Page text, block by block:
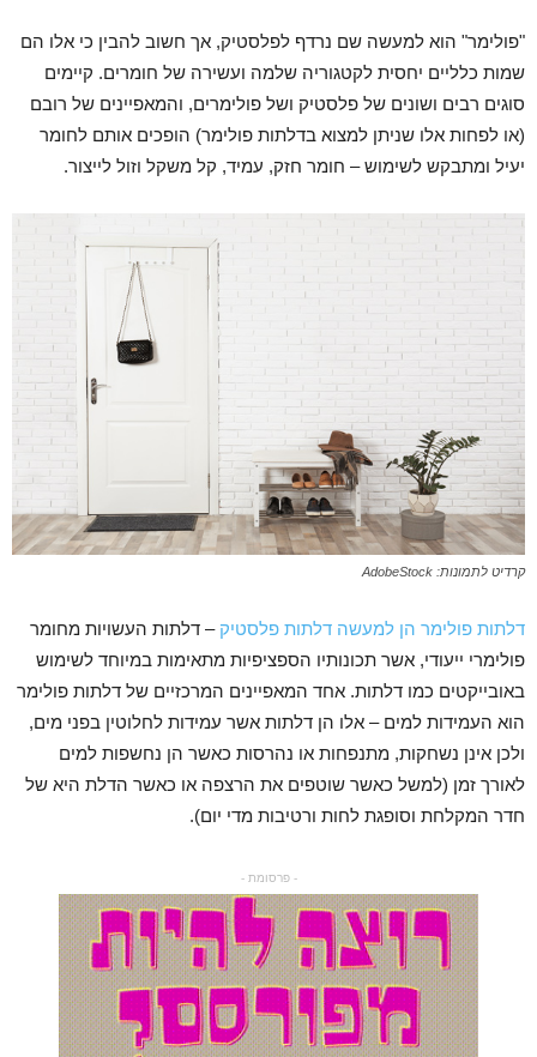
"פולימר" הוא למעשה שם נרדף לפלסטיק, אך חשוב להבין כי אלו הם
שמות כלליים יחסית לקטגוריה שלמה ועשירה של חומרים. קיימים
סוגים רבים ושונים של פלסטיק ושל פולימרים, והמאפיינים של רובם
(או לפחות אלו שניתן למצוא בדלתות פולימר) הופכים אותם לחומר
יעיל ומתבקש לשימוש – חומר חזק, עמיד, קל משקל וזול לייצור.
קרדיט לתמונות: AdobeStock
דלתות פולימר הן למעשה דלתות פלסטיק – דלתות העשויות מחומר
פולימרי ייעודי, אשר תכונותיו הספציפיות מתאימות במיוחד לשימוש
באובייקטים כמו דלתות. אחד המאפיינים המרכזיים של דלתות פולימר
הוא העמידות למים – אלו הן דלתות אשר עמידות לחלוטין בפני מים,
ולכן אינן נשחקות, מתנפחות או נהרסות כאשר הן נחשפות למים
לאורך זמן (למשל כאשר שוטפים את הרצפה או כאשר הדלת היא של
חדר המקלחת וסופגת לחות ורטיבות מדי יום).
- פרסומת -